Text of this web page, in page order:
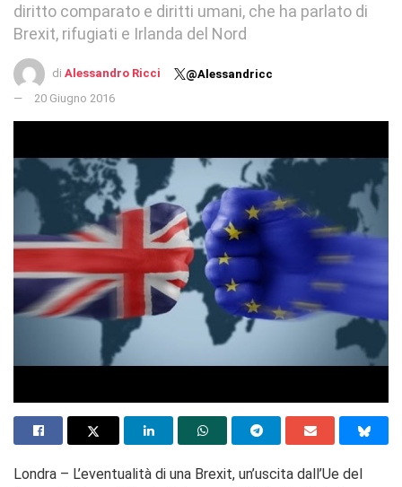
diritto comparato e diritti umani, che ha parlato di
Brexit, rifugiati e Irlanda del Nord
di Alessandro Ricci
@Alessandricc
20 Giugno 2016
Londra – L’eventualità di una Brexit, un’uscita dall’Ue del